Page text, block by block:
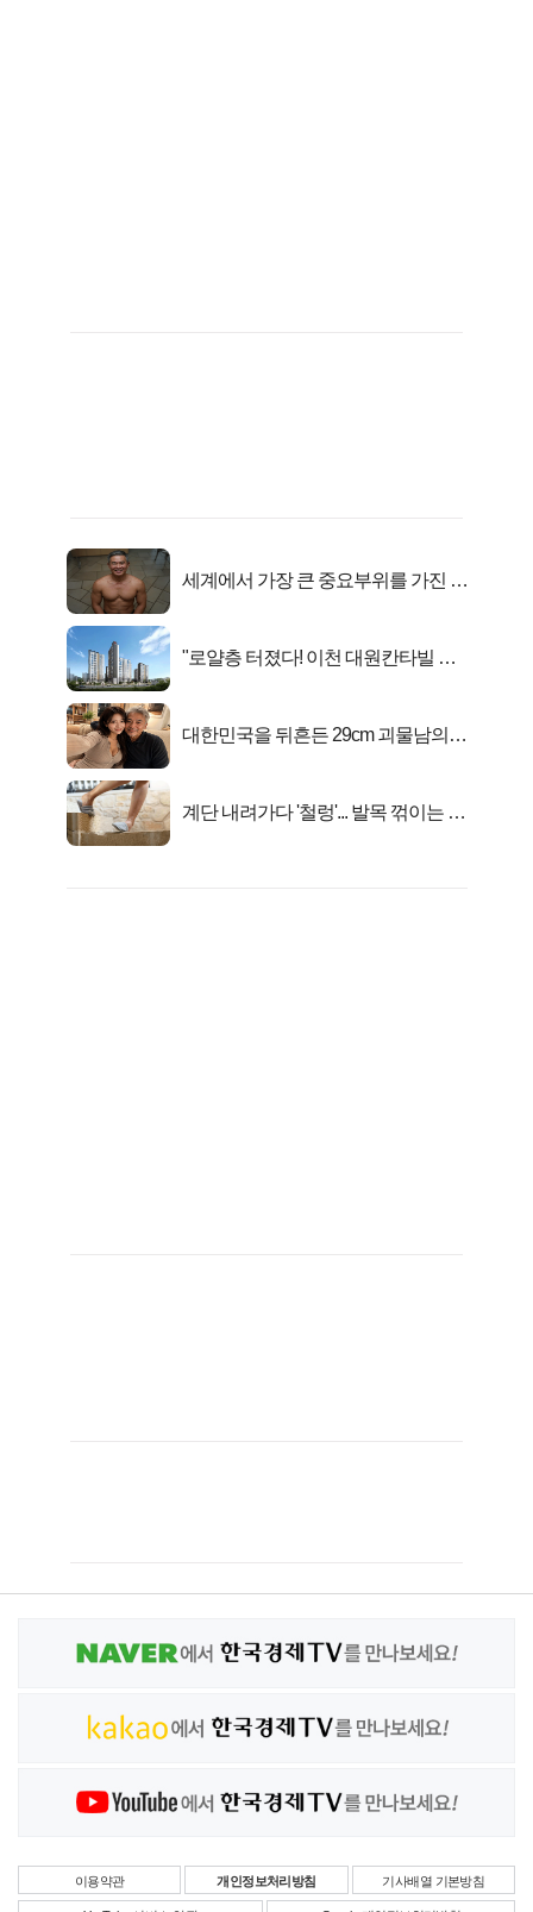
세계에서 가장 큰 중요부위를 가진 남
"로얄층 터졌다! 이천 대원칸타빌 잔
대한민국을 뒤흔든 29cm 괴물남의
계단 내려가다 '철렁'... 발목 꺾이는 이
이용약관 개인정보처리방침 기사배열 기본방침